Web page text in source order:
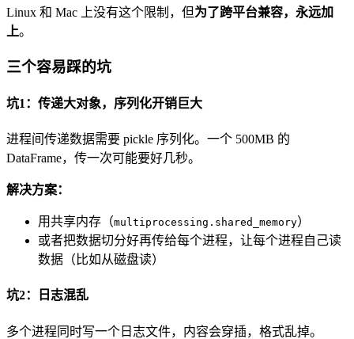
Linux 和 Mac 上没有这个限制，但为了跨平台兼容，永远加
上。
三个容易踩的坑
坑1：传递大对象，序列化开销巨大
进程间传递数据需要 pickle 序列化。一个 500MB 的
DataFrame，传一次可能要好几秒。
解决方案：
用共享内存（multiprocessing.shared_memory）
或者把数据切分好再传给每个进程，让每个进程自己读
数据（比如从磁盘读）
坑2：日志混乱
多个进程同时写一个日志文件，内容会穿插，格式乱掉。